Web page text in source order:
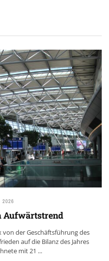
2026
Aufwärtstrend
von der Geschäftsführung des
auf die Bilanz des Jahres
mit 21 ...